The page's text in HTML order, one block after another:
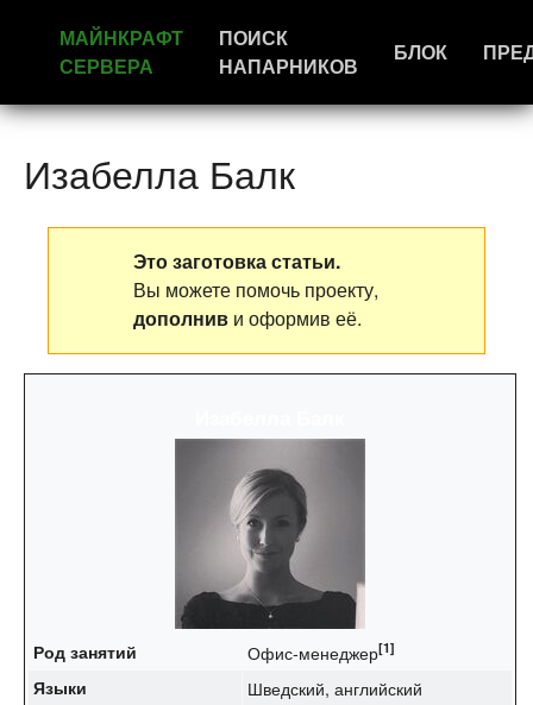
МАЙНКРАФТ
СЕРВЕРА
ПОИСК
НАПАРНИКОВ
БЛОК
Изабелла Балк
Это заготовка статьи.
Вы можете помочь проекту,
дополнив и оформив её.
Род занятий Офис-менеджер[1]
Языки Шведский, английский